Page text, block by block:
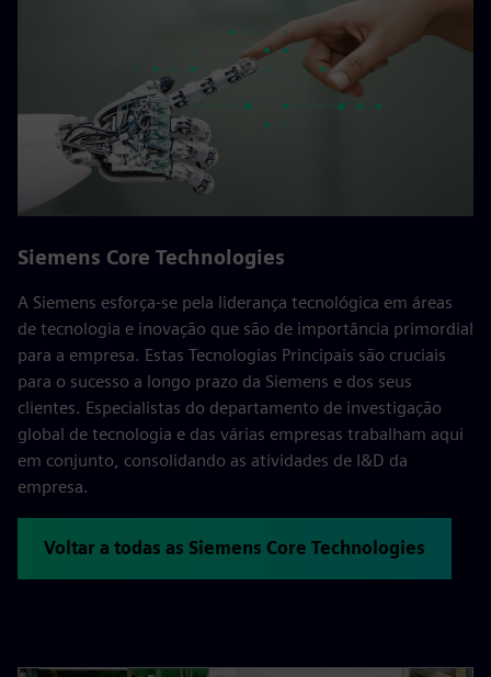
Siemens Core Technologies
A Siemens esforça-se pela liderança tecnológica em áreas
de tecnologia e inovação que são de importância primordial
para a empresa. Estas Tecnologias Principais são cruciais
para o sucesso a longo prazo da Siemens e dos seus
clientes. Especialistas do departamento de investigação
global de tecnologia e das várias empresas trabalham aqui
em conjunto, consolidando as atividades de I&D da
empresa.
Voltar a todas as Siemens Core Technologies